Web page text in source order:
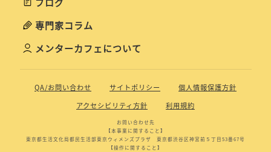
専門家コラム
メンターカフェについて
QA/お問い合わせ サイトポリシー
個人情報保護方針
アクセシビリティ方針
利用規約
お問い合わせ先
【本事業に関すること】
東京都生活文化局都民生活部東京ウィメンズプラザ 東京都渋谷区神宮前５丁目53番67号
【操作に関すること】